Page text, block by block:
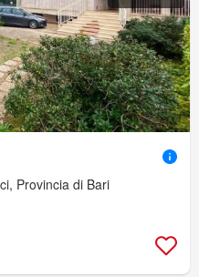
Provincia di Bari